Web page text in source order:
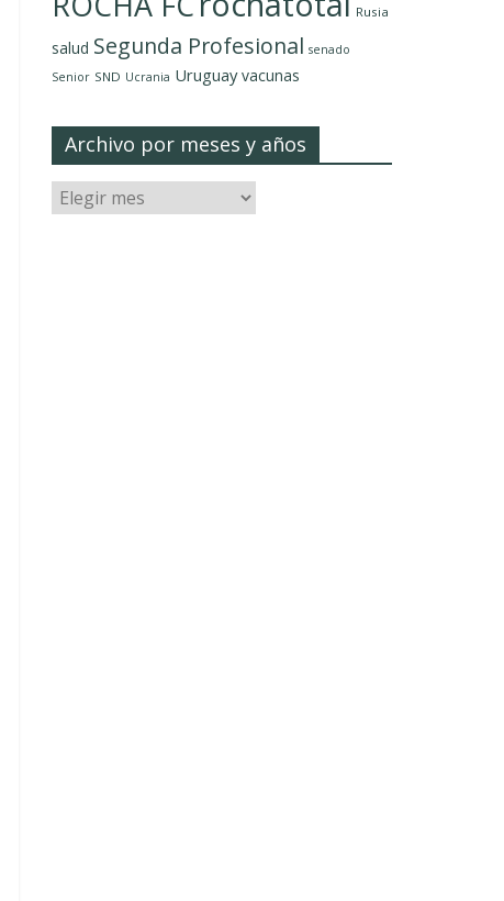
Rusia
salud Segunda Profesional senado
Senior SND Ucrania Uruguay vacunas
Archivo por meses y años